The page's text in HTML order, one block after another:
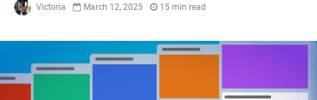
Victoria March 12, 2025 15 min read